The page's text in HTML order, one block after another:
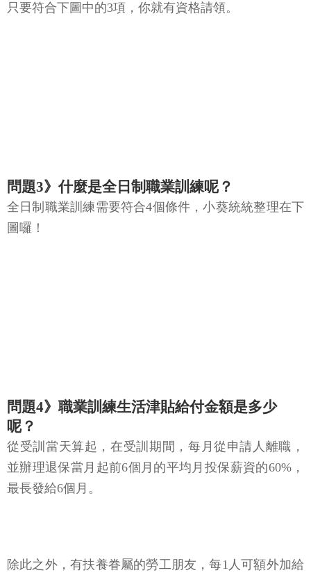
只要符合下圖中的3項，你就有資格請領。
問題3》什麼是全日制職業訓練呢？
全日制職業訓練需要符合4個條件，小葵統統整理在下
圖囉！
問題4》職業訓練生活津貼給付金額是多少
呢？
從受訓當天算起，在受訓期間，每月從申請人離職，
並辦理退保當月起前6個月的平均月投保薪資的60%，
最長發給6個月。
除此之外，有扶養眷屬的勞工朋友，每1人可額外加給